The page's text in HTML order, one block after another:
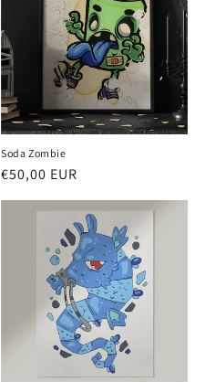
Soda Zombie
Prix
€50,00 EUR